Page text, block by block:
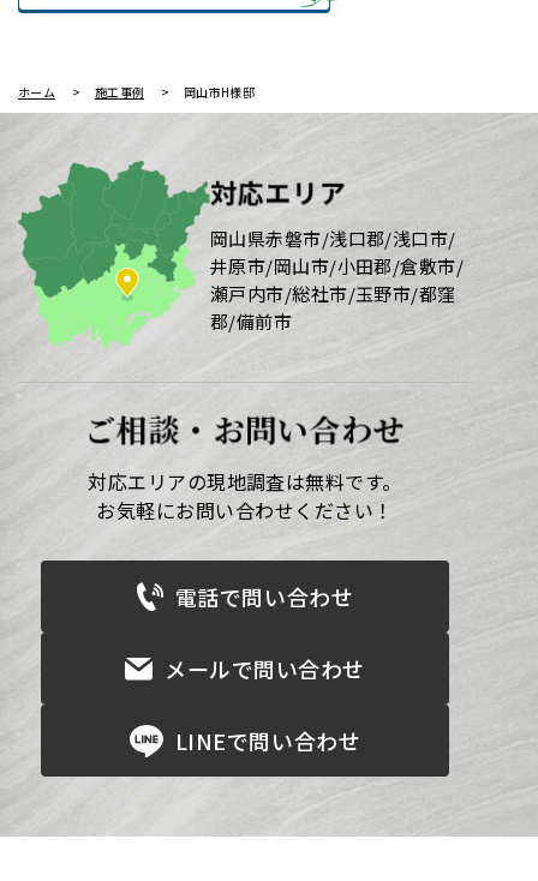
ホーム 施工事例 岡山市H様邸
対応エリア
岡山県赤磐市/浅口郡/浅口市/
井原市/岡山市/小田郡/倉敷市/
瀬戸内市/総社市/玉野市/都窪
郡/備前市
ご相談・お問い合わせ
対応エリアの現地調査は無料です。
お気軽にお問い合わせください！
電話で問い合わせ
メールで問い合わせ
LINEで問い合わせ